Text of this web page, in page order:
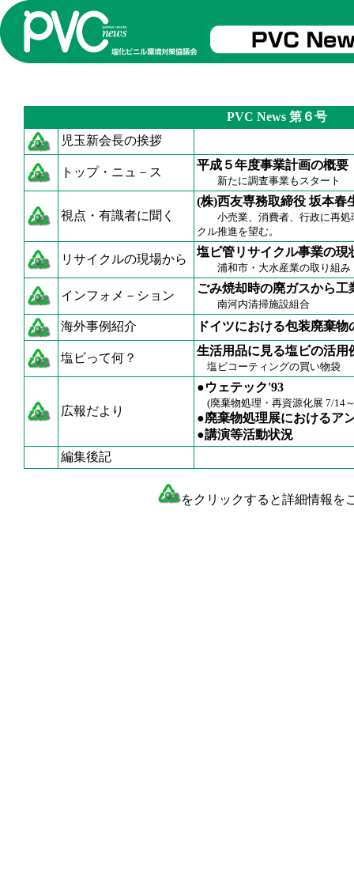
PVC News 第６号
児玉新会長の挨拶
トップ・ニュ－ス
平成５年度事業計画の概要
新たに調査事業もスタート
視点・有識者に聞く
(株)西友専務取締役 坂本春
小売業、消費者、行政に再処
クル推進を望む。
リサイクルの現場から
塩ビ管リサイクル事業の現
浦和市・大水産業の取り組み
インフォメ－ション
ごみ焼却時の廃ガスから工
南河内清掃施設組合
海外事例紹介 ドイツにおける包装廃棄
塩ビって何？
生活用品に見る塩ビの活用
塩ビコーティングの買い物袋
広報だより
●ウェテック'93
(廃棄物処理・再資源化展 7/14
●廃棄物処理展におけるア
●講演等活動状況
編集後記
をクリックすると詳細情報を